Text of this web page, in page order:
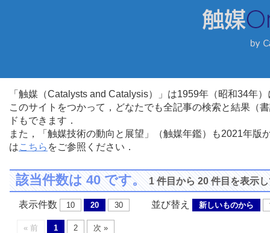
「触媒（Catalysts and Catalysis）」は1959年（昭和34年
このサイトをつかって，どなたでも全記事の検索と結果（
ドもできます．
また，「触媒技術の動向と展望」（触媒年鑑）も2021年
はこちら をご参照ください．
該当件数は 40 です。1 件目から 20 件目を表示
表示件数 10 20 30 並び替え 新しいものから
« 前 1 2 次 »